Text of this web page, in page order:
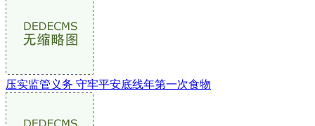
压实监管义务 守牢平安底线年第一次食物